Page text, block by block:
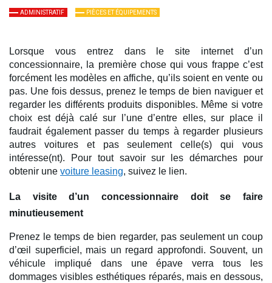
ADMINISTRATIF PIÈCES ET ÉQUIPEMENTS
Lorsque vous entrez dans le site internet d’un
concessionnaire, la première chose qui vous frappe c’est
forcément les modèles en affiche, qu’ils soient en vente ou
pas. Une fois dessus, prenez le temps de bien naviguer et
regarder les différents produits disponibles. Même si votre
choix est déjà calé sur l’une d’entre elles, sur place il
faudrait également passer du temps à regarder plusieurs
autres voitures et pas seulement celle(s) qui vous
intéresse(nt). Pour tout savoir sur les démarches pour
obtenir une voiture leasing, suivez le lien.
La visite d’un concessionnaire doit se faire
minutieusement
Prenez le temps de bien regarder, pas seulement un coup
d’œil superficiel, mais un regard approfondi. Souvent, un
véhicule impliqué dans une épave verra tous les
dommages visibles esthétiques réparés, mais en dessous,